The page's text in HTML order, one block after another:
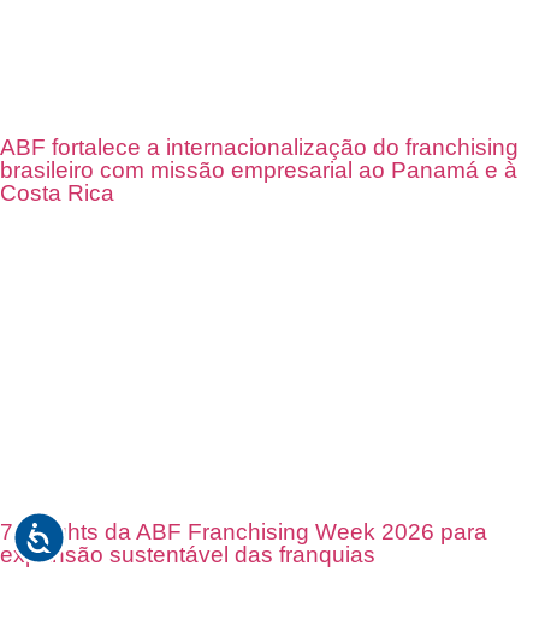
ABF fortalece a internacionalização do franchising
brasileiro com missão empresarial ao Panamá e à
Costa Rica
7 insights da ABF Franchising Week 2026 para
expansão sustentável das franquias